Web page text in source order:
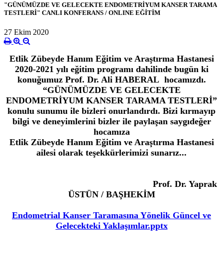
"GÜNÜMÜZDE VE GELECEKTE ENDOMETRİYUM KANSER TARAMA
TESTLERİ" CANLI KONFERANS / ONLINE EĞİTİM
27 Ekim 2020
Etlik Zübeyde Hanım Eğitim ve Araştırma Hastanesi
2020-2021 yılı eğitim programı dahilinde bugün ki
konuğumuz Prof. Dr. Ali HABERAL hocamızdı.
“GÜNÜMÜZDE VE GELECEKTE
ENDOMETRİYUM KANSER TARAMA TESTLERİ”
konulu sunumu ile bizleri onurlandırdı. Bizi kırmayıp
bilgi ve deneyimlerini bizler ile paylaşan saygıdeğer
hocamıza
Etlik Zübeyde Hanım Eğitim ve Araştırma Hastanesi
ailesi olarak teşekkürlerimizi sunarız...
Prof. Dr. Yaprak
ÜSTÜN / BAŞHEKİM
Endometrial Kanser Taramasına Yönelik Güncel ve
Gelecekteki Yaklaşımlar.pptx